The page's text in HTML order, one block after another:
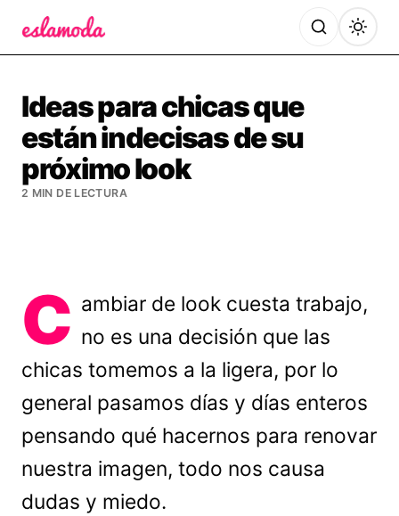
Ideas para chicas que
están indecisas de su
próximo look
2 MIN DE LECTURA
C ambiar de look cuesta trabajo,
no es una decisión que las
chicas tomemos a la ligera, por lo
general pasamos días y días enteros
pensando qué hacernos para renovar
nuestra imagen, todo nos causa
dudas y miedo.